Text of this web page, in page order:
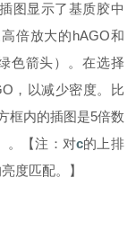
图显示了基质胶中
倍放大的hAGO和
色箭头）。在选择
，以减少密度。比
框内的插图是5倍数
。【注：对c的上排
度匹配。】